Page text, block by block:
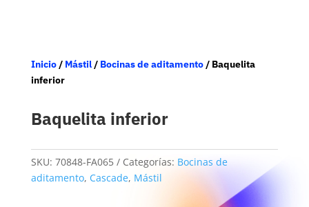
Inicio/ Mástil/ Bocinas de aditamento/ Baquelita
inferior
Baquelita inferior
SKU: 70848-FA065 Categorías: Bocinas de
aditamento, Cascade, Mástil